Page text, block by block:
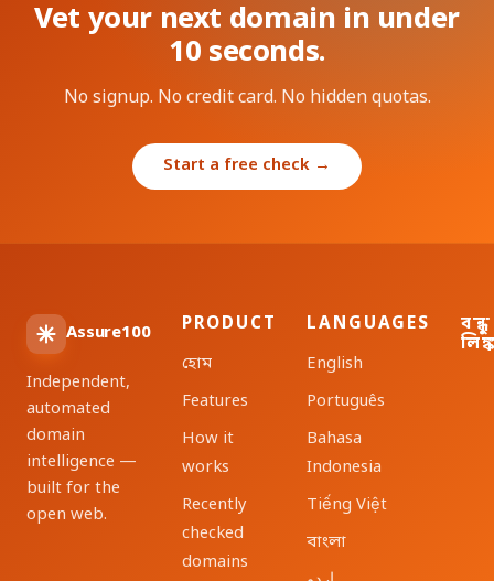
Vet your next domain in under
10 seconds.
No signup. No credit card. No hidden quotas.
Start a free check →
Assure100
Independent,
automated
domain
intelligence —
built for the
open web.
PRODUCT
হোম
Features
How it
works
Recently
checked
domains
LANGUAGES
English
Português
Bahasa
Indonesia
Tiếng Việt
বাংলা
বন্ধু